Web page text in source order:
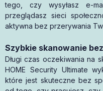
tego, czy wysyłasz e-
przeglądasz sieci
aktywna bez przerywania
Szybkie skanowanie
Długi czas oczekiwania na
HOME Security Ultimate
które jest skuteczne bez